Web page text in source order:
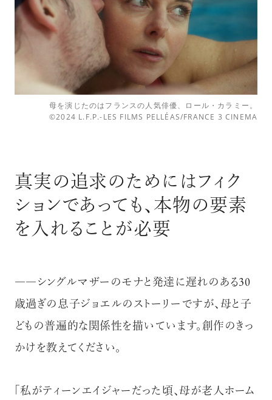
母を演じたのはフランスの人気俳優、ロール・カラミー。
©2024 L.F.P.-LES FILMS PELLÉAS/FRANCE 3 CINEMA
真実の追求のためにはフィク
ションであっても、本物の要素
を入れることが必要
――シングルマザーのモナと発達に遅れのある30
歳過ぎの息子ジョエルのストーリーですが、母と子
どもの普遍的な関係性を描いています。創作のきっ
かけを教えてください。
「私がティーンエイジャーだった頃、母が老人ホーム